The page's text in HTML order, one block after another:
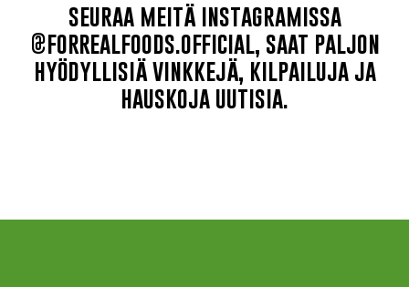
seuraa meitä instagramissa
@forrealfoods.official, saat paljon
hyödyllisiä vinkkejä, kilpailuja ja
hauskoja uutisia.